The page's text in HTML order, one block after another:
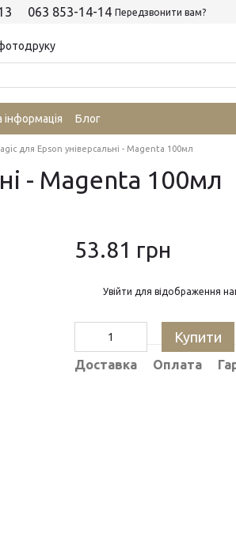
063 853-14-14 Передзвонити вам?
інформація Блог
для Epson універсальні - Magenta 100мл
- Magenta 100мл
53.81 грн
Увійти для відображення
Купити
Доставка Оплата